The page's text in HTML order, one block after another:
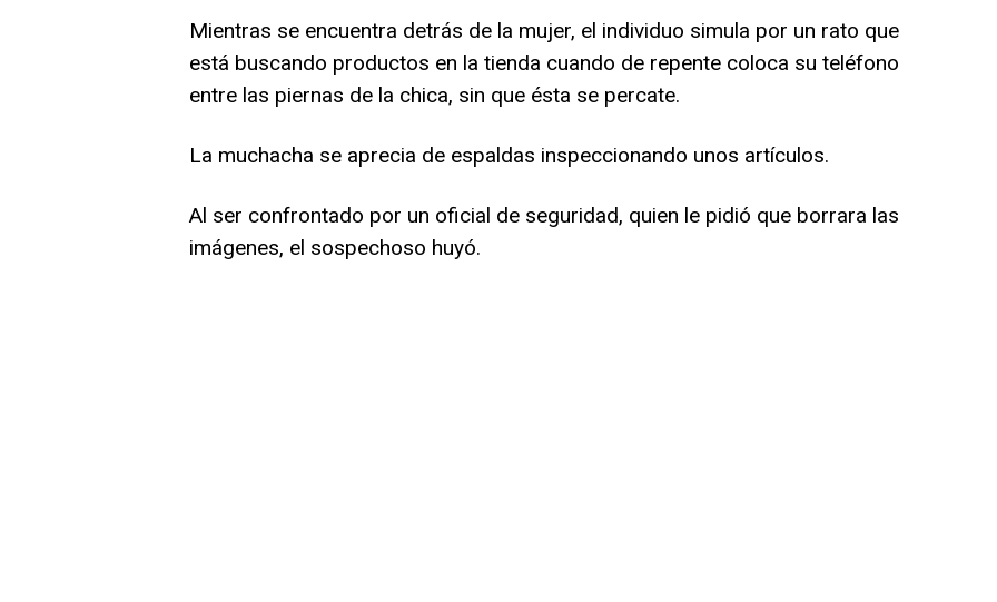
Mientras se encuentra detrás de la mujer, el individuo simula por un rato que
está buscando productos en la tienda cuando de repente coloca su teléfono
entre las piernas de la chica, sin que ésta se percate.
La muchacha se aprecia de espaldas inspeccionando unos artículos.
Al ser confrontado por un oficial de seguridad, quien le pidió que borrara las
imágenes, el sospechoso huyó.